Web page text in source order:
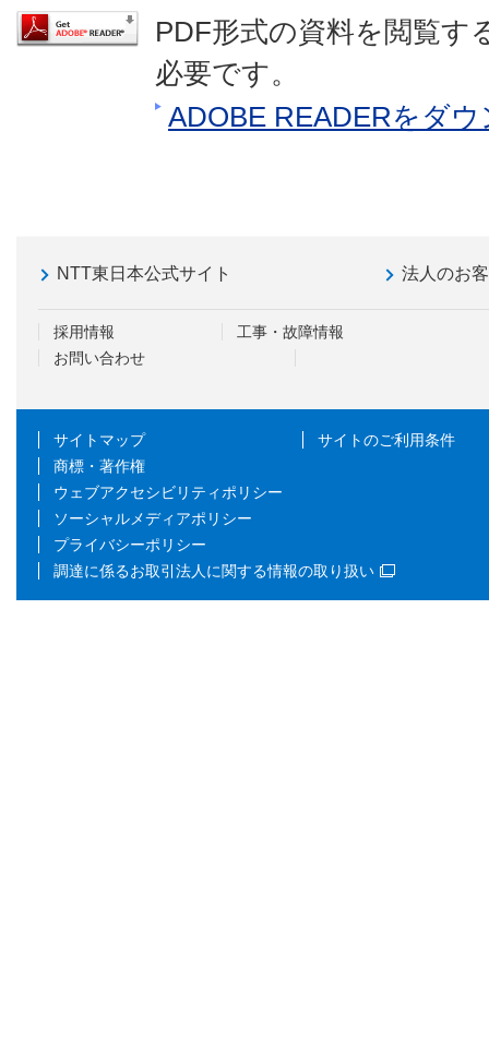
PDF形式の資料を閲覧す
必要です。
ADOBE READERをダ
NTT東日本公式サイト 法人のお
採用情報
工事・故障情報
お問い合わせ
サイトマップ
サイトのご利用条件
商標・著作権
ウェブアクセシビリティポリシー
ソーシャルメディアポリシー
プライバシーポリシー
調達に係るお取引法人に関する情報の取り扱い